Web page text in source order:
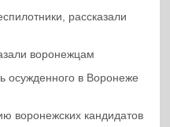
рассказали
воронежцам
осужденного в Воронеже
воронежских кандидатов